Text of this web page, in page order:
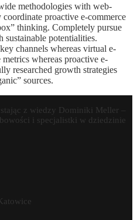
methodologies with web-
proactive e-commerce
thinking. Completely pursue
sustainable potentialities.
channels whereas virtual e-
whereas proactive e-
researched growth strategies
sources.
z wiedzy Dominiki Meller –
i specjalistki w dziedzinie